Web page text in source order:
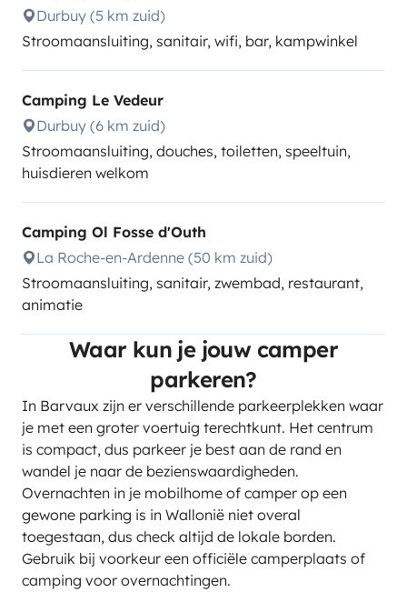
Durbuy (5 km zuid)
Stroomaansluiting, sanitair, wifi, bar, kampwinkel
Camping Le Vedeur
Durbuy (6 km zuid)
Stroomaansluiting, douches, toiletten, speeltuin,
huisdieren welkom
Camping Ol Fosse d'Outh
La Roche-en-Ardenne (50 km zuid)
Stroomaansluiting, sanitair, zwembad, restaurant,
animatie
Waar kun je jouw camper
parkeren?
In Barvaux zijn er verschillende parkeerplekken waar
je met een groter voertuig terechtkunt. Het centrum
is compact, dus parkeer je best aan de rand en
wandel je naar de bezienswaardigheden.
Overnachten in je mobilhome of camper op een
gewone parking is in Wallonië niet overal
toegestaan, dus check altijd de lokale borden.
Gebruik bij voorkeur een officiële camperplaats of
camping voor overnachtingen.